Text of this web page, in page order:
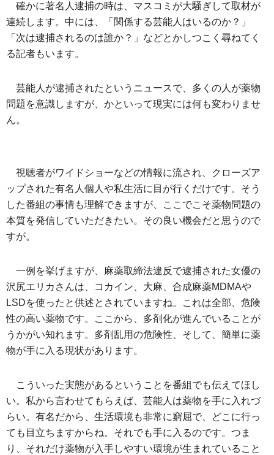
確かに著名人逮捕の時は、マスコミが大騒ぎして取材が
連続します。中には、「関係する芸能人はいるのか？」
「次は逮捕されるのは誰か？」などとかしつこく尋ねてく
る記者もいます。
芸能人が逮捕されたというニュースで、多くの人が薬物
問題を意識しますが、かといって現実には何も変わりませ
ん。
視聴者がワイドショーなどの情報に流され、クローズア
ップされた有名人個人や私生活に目が行くだけです。そう
した番組の事情も理解できますが、ここでこそ薬物問題の
本質を発信していただきたい。その良い機会だと思うので
すが。
一例を挙げますが、麻薬取締法違反で逮捕された女優の
沢尻エリカさんは、コカイン、大麻、合成麻薬MDMAや
LSDを使ったと供述とされていますね。これは全部、危険
性の高い薬物です。ここから、多剤化が進んでいることが
うかがい知れます。多剤乱用の危険性、そして、簡単に薬
物が手に入る現状があります。
こういった実態があるということを番組でも伝えてほし
い。私から言わせてもらえば、芸能人は薬物を手に入れづ
らい。有名だから、生活環境も非常に窮屈で、どこに行っ
ても目立ちますからね。それでも手に入るのです。つま
り、それだけ薬物が入手しやすい環境が生まれていること